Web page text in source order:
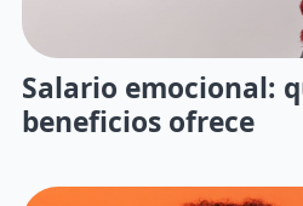
Salario emocional:
beneficios ofrece